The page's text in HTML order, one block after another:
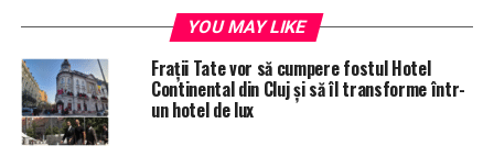
YOU MAY LIKE
Frații Tate vor să cumpere fostul Hotel
Continental din Cluj și să îl transforme într-
un hotel de lux